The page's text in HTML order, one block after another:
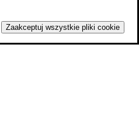
Zaakceptuj wszystkie pliki cookie